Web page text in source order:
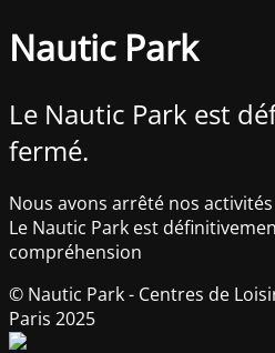
Nautic Park
Le Nautic Park est
fermé.
Nous avons arrêté nos
Le Nautic Park est
compréhension
© Nautic Park - Centres de
Paris 2025